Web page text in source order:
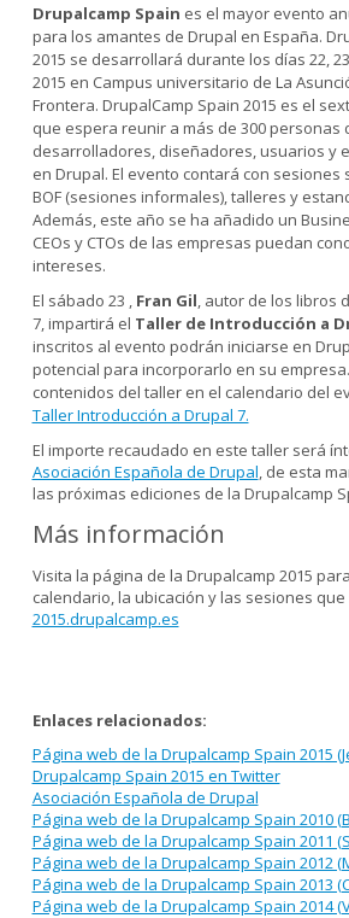
Drupalcamp Spain es el mayor evento
para los amantes de Drupal en España.
2015 se desarrollará durante los días 22,
2015 en Campus universitario de La
Frontera. DrupalCamp Spain 2015 es el
que espera reunir a más de 300 personas
desarrolladores, diseñadores, usuarios y
en Drupal. El evento contará con
BOF (sesiones informales), talleres y
Además, este año se ha añadido un
CEOs y CTOs de las empresas puedan
intereses.
El sábado 23 ,Fran Gil, autor de los libros
7, impartirá el Taller de Introducción a
inscritos al evento podrán iniciarse en
potencial para incorporarlo en su
contenidos del taller en el calendario del
Taller Introducción a Drupal 7.
El importe recaudado en este taller será
Asociación Española de Drupal, de esta
las próximas ediciones de la Drupalcamp
Más información
Visita la página de la Drupalcamp 2015
calendario, la ubicación y las sesiones
2015.drupalcamp.es
Enlaces relacionados:
Página web de la Drupalcamp Spain 2015
Drupalcamp Spain 2015 en Twitter
Asociación Española de Drupal
Página web de la Drupalcamp Spain 2010
Página web de la Drupalcamp Spain 2011
Página web de la Drupalcamp Spain 2012
Página web de la Drupalcamp Spain 2013
Página web de la Drupalcamp Spain 2014